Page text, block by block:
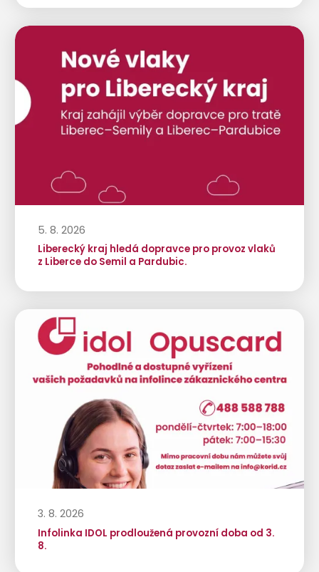
5. 8. 2026
Liberecký kraj hledá dopravce pro provoz vlaků
z Liberce do Semil a Pardubic.
3. 8. 2026
Infolinka IDOL prodloužená provozní doba od 3.
8.